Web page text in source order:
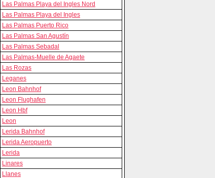
Las Palmas Playa del Ingles Nord
Las Palmas Playa del Ingles
Las Palmas Puerto Rico
Las Palmas San Agustín
Las Palmas Sebadal
Las Palmas-Muelle de Agaete
Las Rozas
Leganes
Leon Bahnhof
Leon Flughafen
Leon Hbf
Leon
Lerida Bahnhof
Lerida Aeropuerto
Lerida
Linares
Llanes